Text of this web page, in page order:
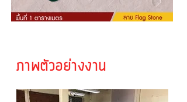
ภาพตัวอย่างงาน